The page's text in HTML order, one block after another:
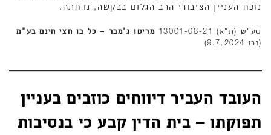
נוכח העניין הציבורי הרב הגלום בבקשה, נדחתה.
סע"ש (ת"א) 13001-08-21
מריטו ג'מבר – כל בו חצי חינם בע"מ
(נבו 9.7.2024)
העובד העביר דיווחים כוזבים בעניין
תפוקתו – בית הדין קבע כי בנסיבות